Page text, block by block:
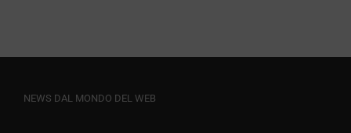
NEWS DAL MONDO DEL WEB